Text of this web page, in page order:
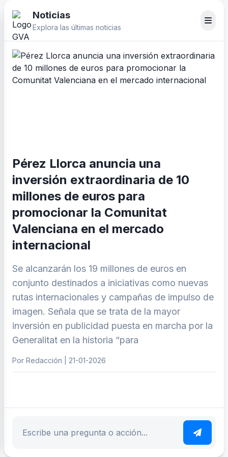
Noticias
Explora las últimas noticias
Pérez Llorca anuncia una
inversión extraordinaria de 10
millones de euros para
promocionar la Comunitat
Valenciana en el mercado
internacional
Se alcanzarán los 19 millones de euros en
conjunto destinados a iniciativas como nuevas
rutas internacionales y campañas de impulso de
imagen. Señala que se trata de la mayor
inversión en publicidad puesta en marcha por la
Generalitat en la historia “para
Por Redacción | 21-01-2026
Escribe tu pregunta